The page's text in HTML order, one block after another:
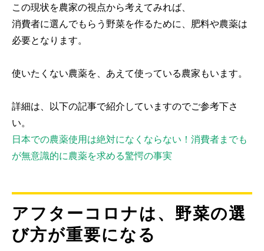
この現状を農家の視点から考えてみれば、
消費者に選んでもらう野菜を作るために、肥料や農薬は
必要となります。
使いたくない農薬を、あえて使っている農家もいます。
詳細は、以下の記事で紹介していますのでご参考下さ
い。
日本での農薬使用は絶対になくならない！消費者までも
が無意識的に農薬を求める驚愕の事実
アフターコロナは、野菜の選
び方が重要になる